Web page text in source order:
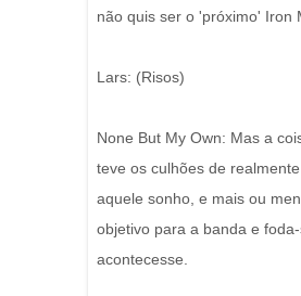
não quis ser o 'próximo' Iron
Lars: (Risos)
None But My Own: Mas a
teve os culhões de
aquele sonho, e mais ou
objetivo para a banda e
acontecesse.